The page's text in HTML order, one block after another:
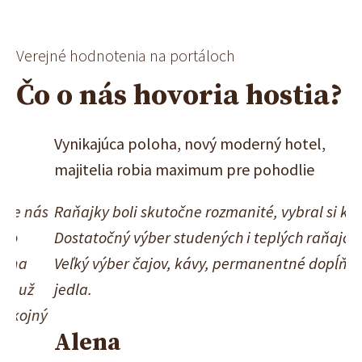
Verejné hodnotenia na portáloch
Čo o nás hovoria hostia?
Vynikajúca poloha, nový moderný hotel,
majitelia robia maximum pre pohodlie
Raňajky boli skutočne rozmanité, vybral si každý.
Dostatočný výber studených i teplých raňajok.
Veľký výber čajov, kávy, permanentné dopĺňanie
jedla.
Alena